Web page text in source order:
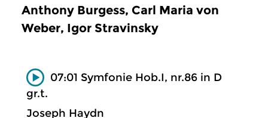
Anthony Burgess, Carl Maria von
Weber, Igor Stravinsky
07:01 Symfonie Hob.I, nr.86 in D
gr.t.
Joseph Haydn